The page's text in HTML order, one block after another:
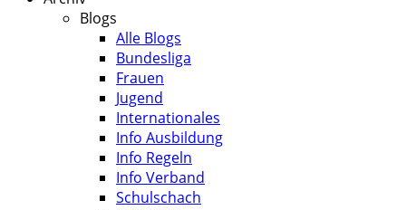
Blogs
Alle Blogs
Bundesliga
Frauen
Jugend
Internationales
Info Ausbildung
Info Regeln
Info Verband
Schulschach